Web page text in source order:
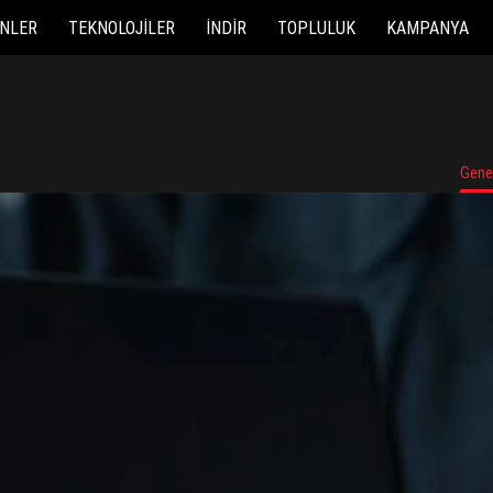
TEKNOLOJILER İNDIR TOPLULUK KAMPANYA